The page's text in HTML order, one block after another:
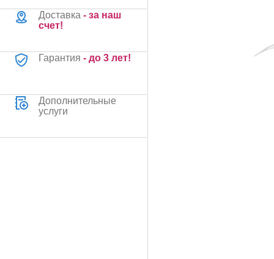
Доставка - за наш
счет!
Гарантия - до 3 лет!
Дополнительные
услуги